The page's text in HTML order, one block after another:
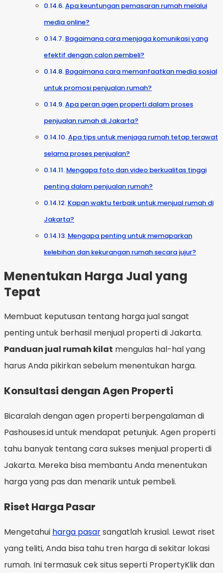
Apa keuntungan pemasaran rumah melalui
media online?
Bagaimana cara menjaga komunikasi yang
efektif dengan calon pembeli?
Bagaimana cara memanfaatkan media sosial
untuk promosi penjualan rumah?
Apa peran agen properti dalam proses
penjualan rumah di Jakarta?
Apa tips untuk menjaga rumah tetap terawat
selama proses penjualan?
Mengapa foto dan video berkualitas tinggi
penting dalam penjualan rumah?
Kapan waktu terbaik untuk menjual rumah di
Jakarta?
Mengapa penting untuk memaparkan
kelebihan dan kekurangan rumah secara jujur?
Menentukan Harga Jual yang
Tepat
Membuat keputusan tentang harga jual sangat
penting untuk berhasil menjual properti di Jakarta.
Panduan jual rumah kilat mengulas hal-hal yang
harus Anda pikirkan sebelum menentukan harga.
Konsultasi dengan Agen Properti
Bicaralah dengan agen properti berpengalaman di
Pashouses.id untuk mendapat petunjuk. Agen properti
tahu banyak tentang cara sukses menjual properti di
Jakarta. Mereka bisa membantu Anda menentukan
harga yang pas dan menarik untuk pembeli.
Riset Harga Pasar
Mengetahui harga pasarsangatlah krusial. Lewat riset
yang teliti, Anda bisa tahu tren harga di sekitar lokasi
rumah. Ini termasuk cek situs seperti PropertyKlik dan